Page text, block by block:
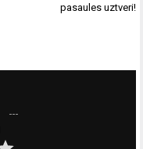
pasaules uztveri!